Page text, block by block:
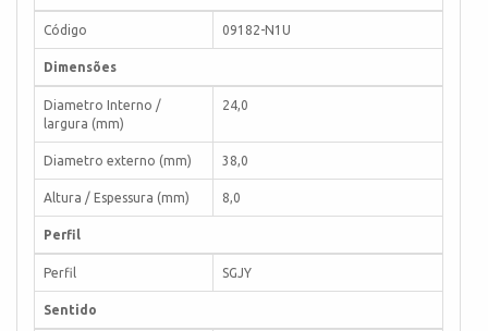
Código 09182-N1U
Dimensões
Diametro Interno /
largura (mm)
24,0
Diametro externo (mm) 38,0
Altura / Espessura (mm) 8,0
Perfil
Perfil SGJY
Sentido